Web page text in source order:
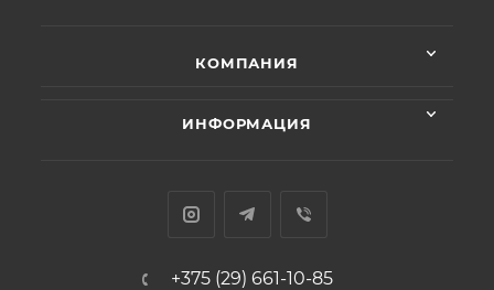
КОМПАНИЯ
ИНФОРМАЦИЯ
+375 (29) 661-10-85